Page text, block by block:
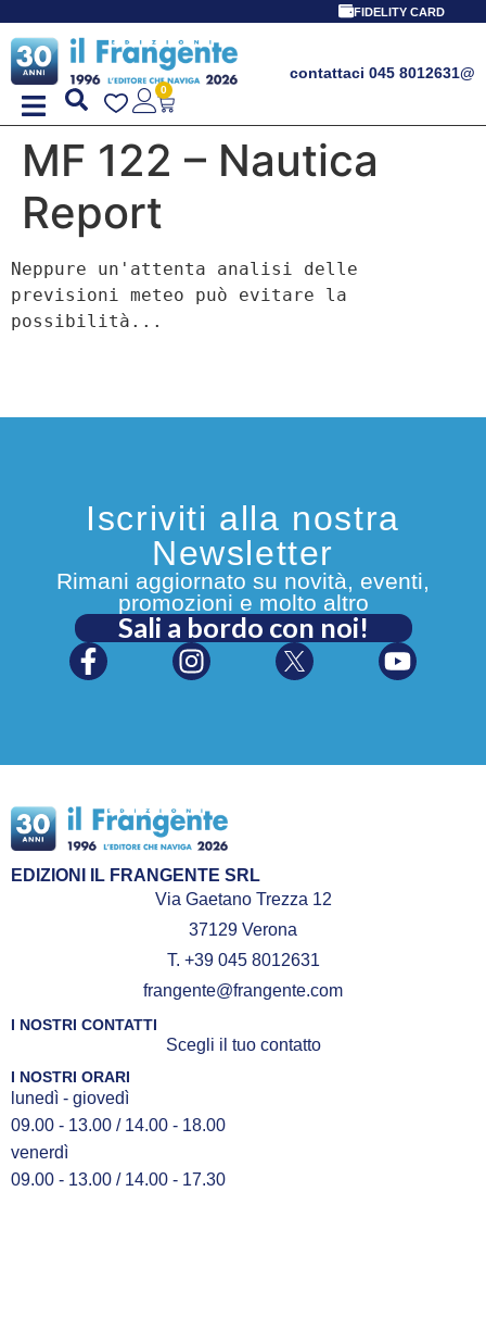
PROMO
FIDELITY CARD
contattaci 045 8012631@
0
MF 122 – Nautica
Report
Neppure un'attenta analisi delle
previsioni meteo può evitare la
possibilità...
Iscriviti alla nostra
Newsletter
Rimani aggiornato su novità, eventi,
promozioni e molto altro
Sali a bordo con noi!
EDIZIONI IL FRANGENTE SRL
Via Gaetano Trezza 12
37129 Verona
T. +39 045 8012631
frangente@frangente.com
I NOSTRI CONTATTI
Scegli il tuo contatto
I NOSTRI ORARI
lunedì - giovedì
09.00 - 13.00 / 14.00 - 18.00
venerdì
09.00 - 13.00 / 14.00 - 17.30